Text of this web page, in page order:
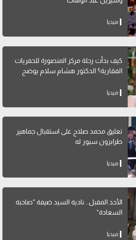
ميديا
كيف بدأت رحلة مركز المنصورة للحفريات
الفقارية؟ الدكتور هشام سلام يوضح
ميديا
تعليق محمد صلاح على استقبال جماهير
طرابزون سبور له
ميديا
الأحد المقبل.. نادية السيد ضيفة "صاحبة
السعادة"
ميديا